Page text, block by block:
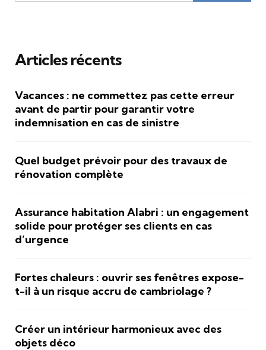
Articles récents
Vacances : ne commettez pas cette erreur
avant de partir pour garantir votre
indemnisation en cas de sinistre
Quel budget prévoir pour des travaux de
rénovation complète
Assurance habitation Alabri : un engagement
solide pour protéger ses clients en cas
d’urgence
Fortes chaleurs : ouvrir ses fenêtres expose-
t-il à un risque accru de cambriolage ?
Créer un intérieur harmonieux avec des
objets déco